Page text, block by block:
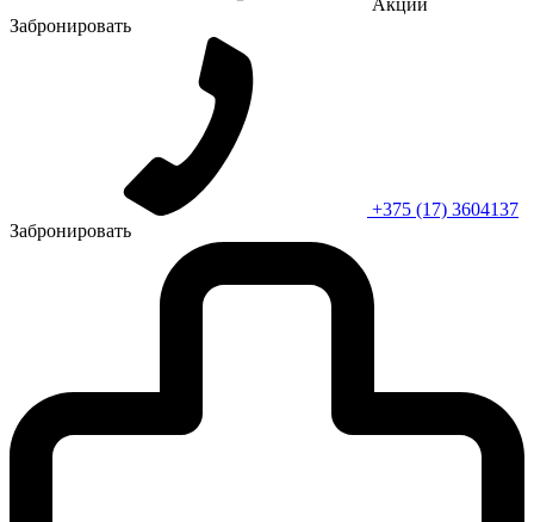
Забронировать
+375 (17) 3604137
Забронировать